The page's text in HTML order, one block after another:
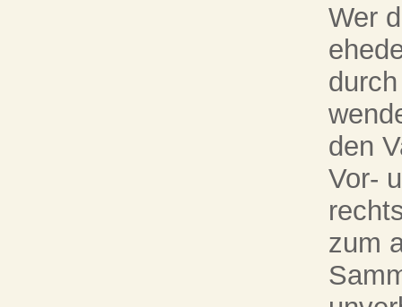
Wer
den
Vor-
zum